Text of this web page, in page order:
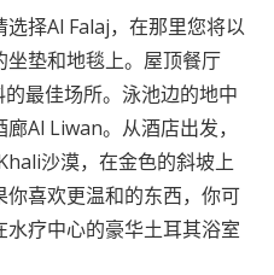
择Al Falaj，在那里您将以
坐垫和地毯上。屋顶餐厅
最佳场所。泳池边的地中
Al Liwan。从酒店出发，
沙漠，在金色的斜坡上
喜欢更温和的东西，你可
疗中心的豪华土耳其浴室